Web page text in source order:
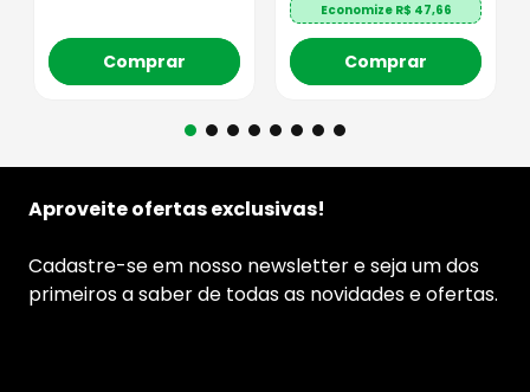
Comprar
Economize R$ 47,66
Comprar
Aproveite ofertas exclusivas!
Cadastre-se em nosso newsletter e seja um dos
primeiros a saber de todas as novidades e ofertas.